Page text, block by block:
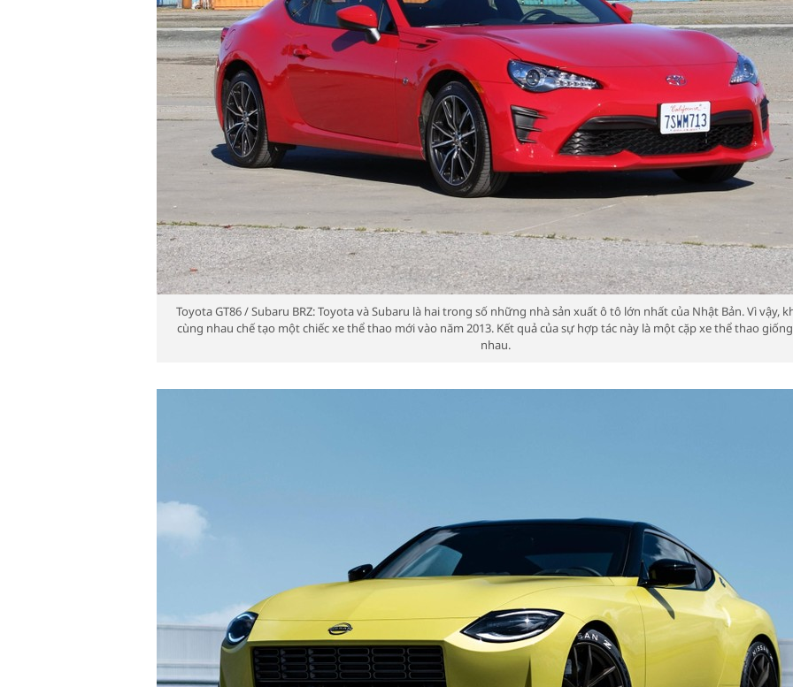
Toyota GT86 / Subaru BRZ: Toyota và Subaru là hai trong số những nhà sản xuất ô tô lớn nhất của Nhật Bản. Vì vậy,
cùng nhau chế tạo một chiếc xe thể thao mới vào năm 2013. Kết quả của sự hợp tác này là một cặp xe thể thao
nhau.